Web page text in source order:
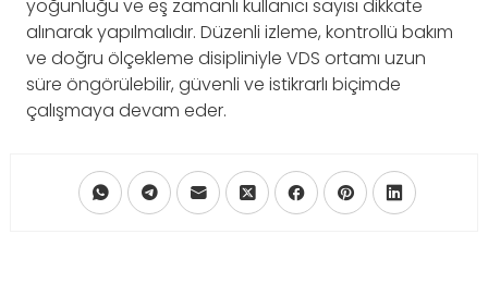
yoğunluğu ve eş zamanlı kullanıcı sayısı dikkate
alınarak yapılmalıdır. Düzenli izleme, kontrollü bakım
ve doğru ölçekleme disipliniyle VDS ortamı uzun
süre öngörülebilir, güvenli ve istikrarlı biçimde
çalışmaya devam eder.